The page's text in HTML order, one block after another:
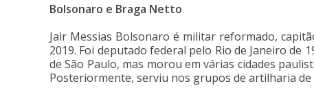
Bolsonaro e Braga Netto
Jair Messias Bolsonaro é militar reformado,
2019. Foi deputado federal pelo Rio de Janeiro de
de São Paulo, mas morou em várias cidades
Posteriormente, serviu nos grupos de artilharia de